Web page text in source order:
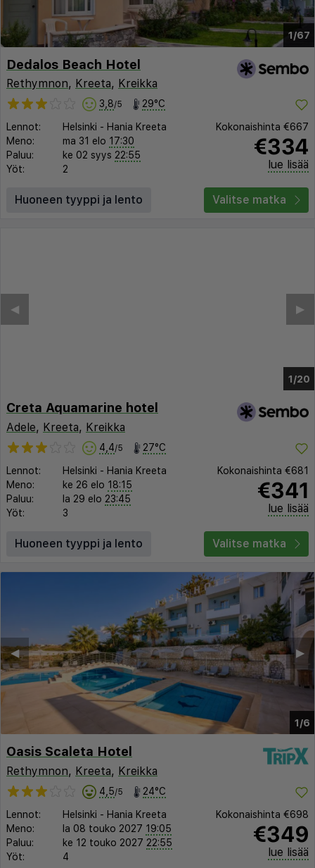
1/67
Dedalos Beach Hotel
Rethymnon, Kreeta, Kreikka
3,8/5 29°C
Lennot: Helsinki - Hania Kreeta
Meno:
ma 31 elo 17:30
Paluu:
ke 02 syys 22:55
Yöt:
2
Kokonaishinta €667
€334
lue lisää
Huoneen tyyppi ja lento Valitse matka
1/13
▶︎
◀︎
Creta Aquamarine hotel
Adele, Kreeta, Kreikka
4,4/5 27°C
Lennot: Helsinki - Hania Kreeta
Meno:
ke 26 elo 18:15
Paluu:
la 29 elo 23:45
Yöt:
3
Kokonaishinta €681
€341
lue lisää
Huoneen tyyppi ja lento Valitse matka
1/6
▶︎
◀︎
Oasis Scaleta Hotel
Rethymnon, Kreeta, Kreikka
4,5/5 24°C
Lennot: Helsinki - Hania Kreeta
Meno:
la 08 touko 2027 19:05
Paluu:
ke 12 touko 2027 22:55
Yöt:
4
Kokonaishinta €698
€349
lue lisää